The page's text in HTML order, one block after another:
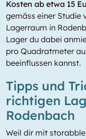
Kosten ab etwa 15
gemäss einer Studie
Lagerraum in
Lager du dabei
pro Quadratmeter
beeinflussen kannst.
Tipps und
richtigen
Rodenbach
Weil dir mit